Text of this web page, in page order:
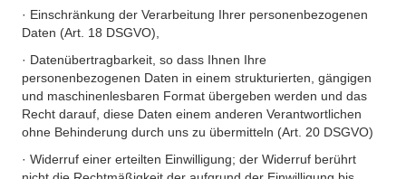
· Einschränkung der Verarbeitung Ihrer personenbezogenen
Daten (Art. 18 DSGVO),
· Datenübertragbarkeit, so dass Ihnen Ihre
personenbezogenen Daten in einem strukturierten, gängigen
und maschinenlesbaren Format übergeben werden und das
Recht darauf, diese Daten einem anderen Verantwortlichen
ohne Behinderung durch uns zu übermitteln (Art. 20 DSGVO)
· Widerruf einer erteilten Einwilligung; der Widerruf berührt